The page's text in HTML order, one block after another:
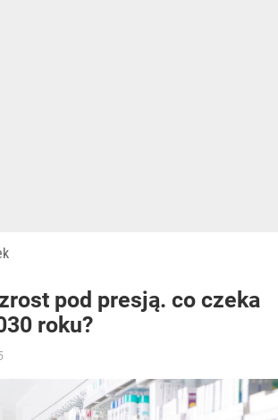
pod presją. co czeka
roku?